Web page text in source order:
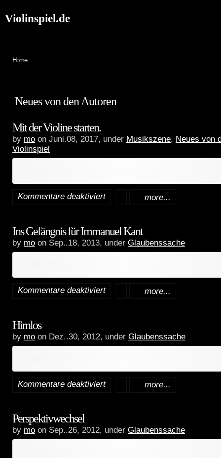
Violinspiel.de
Home
Neues von den Autoren
Mit der Violine starten.
by mo on Juni.08, 2017, under Musikszene, Neues von
Violinspiel
Kommentare deaktiviertfür
der
more...
Ins Gefängnis für Immanuel Kant
by mo on Sep..18, 2013, under Glaubenssache
Kommentare deaktiviertfür more...
Hirnlos
by mo on Dez..30, 2012, under Glaubenssache
Kommentare deaktiviertfür more...
Perspektivwechsel
by mo on Sep..26, 2012, under Glaubenssache